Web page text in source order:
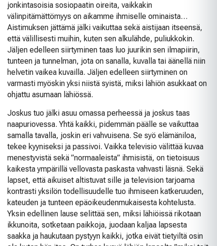
jonkintasoisia sosiopaatin oireita, vaikkakin
välinpitämättömyys on aikamme ihmiselle ominaista…
Aistimuksen jättämä jälki vaikuttaa sekä aistijaan itseensä,
että välillisesti muihin, kuten sen alkulähde, puliukkokin.
Jäljen edelleen siirtyminen taas luo juurikin sen ilmapiirin,
tunteen ja tunnelman, jota on sanalla, kuvalla tai äänellä niin
helvetin vaikea kuvailla. Jäljen edelleen siirtyminen on
varmasti myöskin yksi niistä syistä, miksi lähiön asukkaat on
ohjattu asumaan lähiössä.
Joskus tuo jälki asuu omassa perheessä ja joskus taas
naapuriovessa. Yhtä kaikki, pidemmän päälle se vaikuttaa
samalla tavalla, joskin eri vahvuisena. Se syö elämäniloa,
tekee kyyniseksi ja passivoi. Vaikka televisio välittää kuvaa
menestyvistä sekä ”normaaleista” ihmisistä, on tietoisuus
kaikesta ympärillä vellovasta paskasta vahvasti läsnä. Sekä
lapset, että aikuiset altistuvat sille ja television tarjoama
kontrasti yksilön todellisuudelle tuo ihmiseen katkeruuden,
kateuden ja tunteen epäoikeudenmukaisesta kohtelusta.
Yksin edellinen lause selittää sen, miksi lähiöissä rikotaan
ikkunoita, sotketaan paikkoja, juodaan kaljaa lapsesta
saakka ja haukutaan pystyyn kaikki, jotka eivät tietyiltä osin